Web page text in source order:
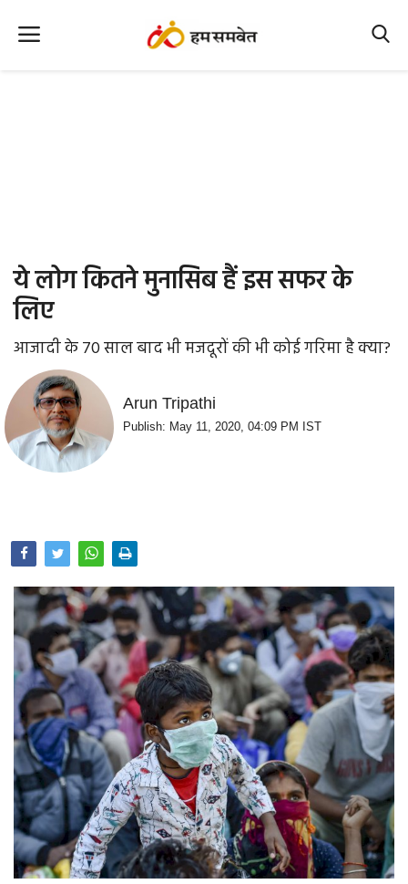
Office Office
Farm & Food
Opinion
Health & Lifestyle
Home
ये लोग कितने मुनासिब हैं इस सफर के
लिए
आजादी के 70 साल बाद भी मजदूरों की भी कोई गरिमा है क्या?
Arun Tripathi
Publish: May 11, 2020, 04:09 PM IST